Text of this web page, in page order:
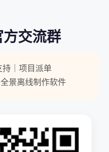
方交流群
持｜项目派单
景离线制作软件